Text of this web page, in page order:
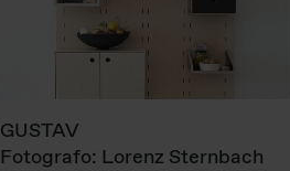
GUSTAV
Fotografo: Lorenz Sternbach